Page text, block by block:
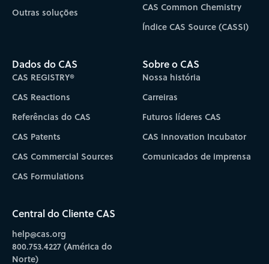
Outras soluções
CAS Common Chemistry
Índice CAS Source (CASSI)
Dados do CAS
CAS REGISTRY®
CAS Reactions
Referências do CAS
CAS Patents
CAS Commercial Sources
CAS Formulations
Sobre o CAS
Nossa história
Carreiras
Futuros líderes CAS
CAS Innovation Incubator
Comunicados de imprensa
Central do Cliente CAS
help@cas.org
800.753.4227 (América do
Norte)